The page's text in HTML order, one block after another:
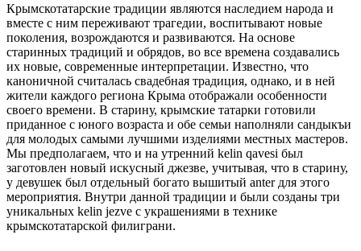
Крымскотатарские традиции являются наследием народа и
вместе с ним переживают трагедии, воспитывают новые
поколения, возрождаются и развиваются. На основе
старинных традиций и обрядов, во все времена создавались
их новые, современные интерпретации. Известно, что
каноничной считалась свадебная традиция, однако, и в ней
жители каждого региона Крыма отображали особенности
своего времени. В старину, крымские татарки готовили
приданное с юного возраста и обе семьи наполняли сандыкъи
для молодых самыми лучшими изделиями местных мастеров.
Мы предполагаем, что и на утренний kelin qavesi был
заготовлен новый искусный джезве, учитывая, что в старину,
у девушек был отдельный богато вышитый anter для этого
мероприятия. Внутри данной традиции и были созданы три
уникальных kelin jezve с украшениями в технике
крымскотатарской филиграни.